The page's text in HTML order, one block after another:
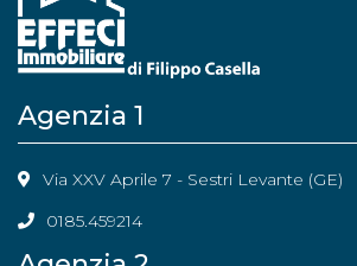
Agenzia 1
Via XXV Aprile 7 - Sestri Levante (GE)
0185.459214